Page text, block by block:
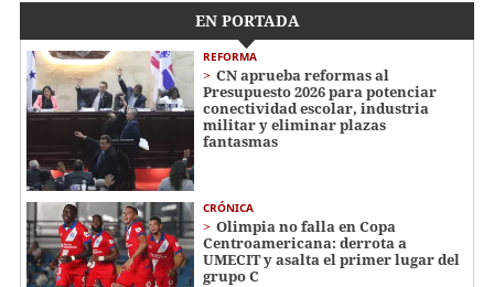
EN PORTADA
REFORMA
CN aprueba reformas al
Presupuesto 2026 para potenciar
conectividad escolar, industria
militar y eliminar plazas
fantasmas
CRÓNICA
Olimpia no falla en Copa
Centroamericana: derrota a
UMECIT y asalta el primer lugar del
grupo C